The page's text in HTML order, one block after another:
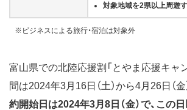
対象地域を2県以上周遊す
※ビジネスによる旅行・宿泊は対象外
富山県での北陸応援割「とやま応援キャ
間は2024年3月16日（土）から4月26日（金
約開始日は2024年3月8日（金）で、この